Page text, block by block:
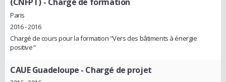
Paris
2016 - 2016
Chargé de cours pour la formation "Vers des bâtiments à énergie
positive"
CAUE Guadeloupe - Chargé de projet